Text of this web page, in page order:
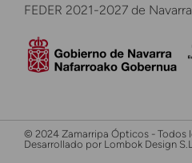
FEDER 2021-2027 de Navarra
© 2024 Zamarripa Ópticos - Todos
Desarrollado por Lombok Design